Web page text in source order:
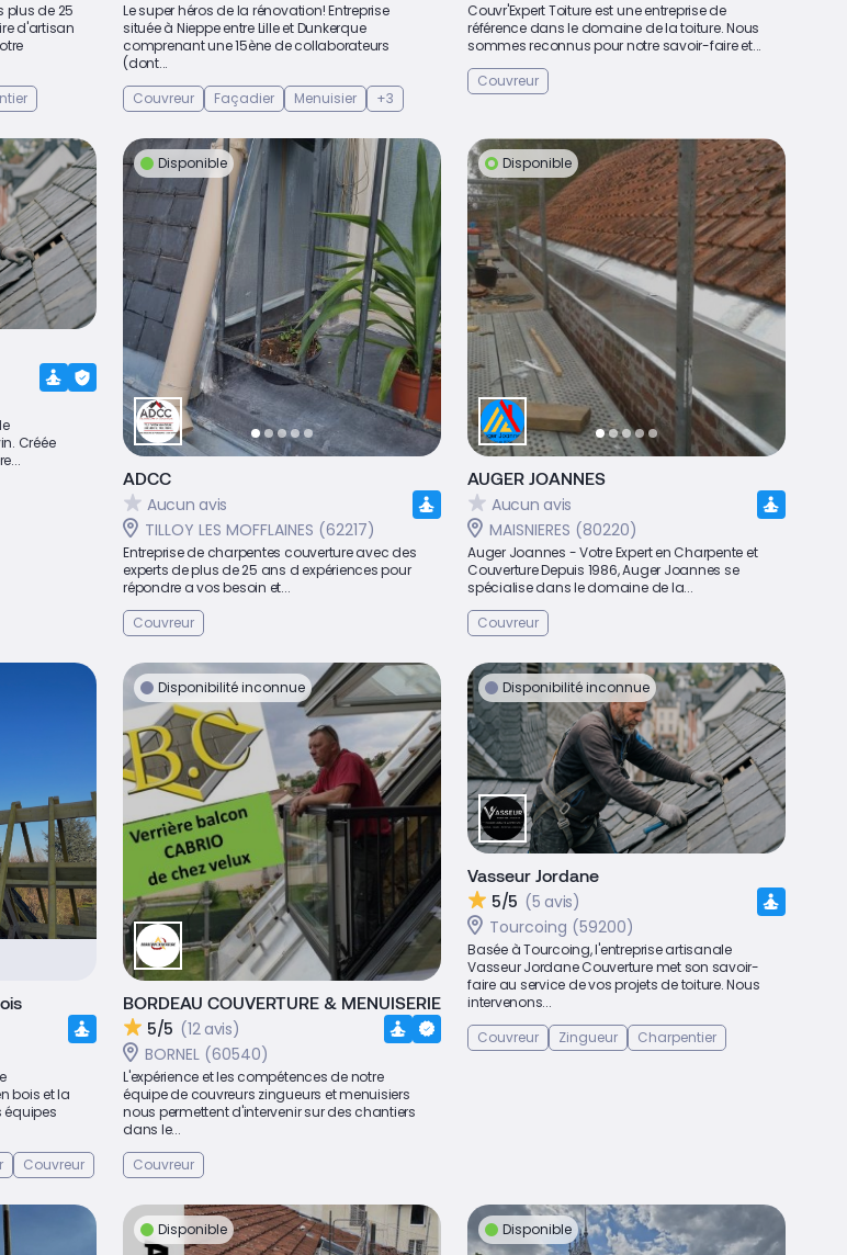
plus de 25
d'artisan
Le super héros de la rénovation! Entreprise
située à Nieppe entre Lille et Dunkerque
comprenant une 15ène de collaborateurs
(dont...
Couvreur
Façadier Menuisier +3
Couvr'Expert Toiture est une entreprise de
référence dans le domaine de la toiture. Nous
sommes reconnus pour notre savoir-faire et...
Couvreur
Créée
Disponible
ADCC
Aucun avis
TILLOY LES MOFFLAINES (62217)
Entreprise de charpentes couverture avec des
experts de plus de 25 ans d expériences pour
répondre a vos besoin et...
Couvreur
Disponible
AUGER JOANNES
Aucun avis
MAISNIERES (80220)
Auger Joannes - Votre Expert en Charpente et
Couverture Depuis 1986, Auger Joannes se
spécialise dans le domaine de la...
Couvreur
bois et la
équipes
Couvreur
Disponibilité inconnue
BORDEAU COUVERTURE & MENUISERIE
5/5 (12 avis)
BORNEL (60540)
L'expérience et les compétences de notre
équipe de couvreurs zingueurs et menuisiers
nous permettent d'intervenir sur des chantiers
dans le...
Couvreur
Disponibilité inconnue
Vasseur Jordane
5/5 (5 avis)
Tourcoing (59200)
Basée à Tourcoing, l'entreprise artisanale
Vasseur Jordane Couverture met son savoir-
faire au service de vos projets de toiture. Nous
intervenons...
Couvreur
Zingueur Charpentier
Disponible Disponible